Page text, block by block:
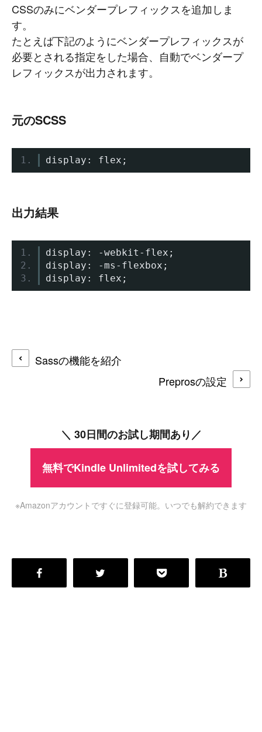
CSSのみにベンダープレフィックスを追加しま
す。
たとえば下記のようにベンダープレフィックスが
必要とされる指定をした場合、自動でベンダープ
レフィックスが出力されます。
元のSCSS
display : flex ;
出力結果
display : -webkit - flex ;
display : -ms - flexbox ;
display : flex ;
Sassの機能を紹介
Preprosの設定
＼ 30日間のお試し期間あり／
無料でKindle Unlimitedを試してみる
※Amazonアカウントですぐに登録可能。いつでも解約できます